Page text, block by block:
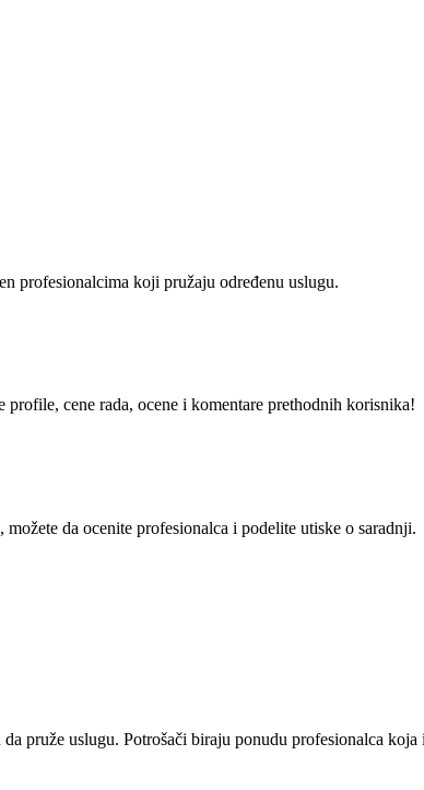
profesionalcima koji pružaju određenu uslugu.
cene rada, ocene i komentare prethodnih korisnika!
da ocenite profesionalca i podelite utiske o saradnji.
pruže uslugu. Potrošači biraju ponudu profesionalca koja